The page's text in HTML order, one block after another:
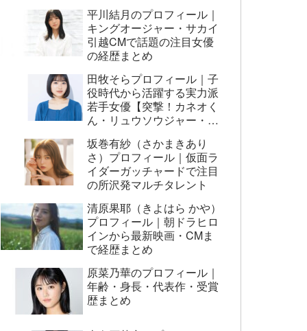
平川結月のプロフィール｜
キングオージャー・サカイ
引越CMで話題の注目女優
の経歴まとめ
田牧そらプロフィール｜子
役時代から活躍する実力派
若手女優【突撃！カネオく
ん・リュウソウジャー・映
坂巻有紗（さかまきあり
さ）プロフィール｜仮面ラ
イダーガッチャードで注目
の所沢発マルチタレント
清原果耶（きよはら かや）
プロフィール｜朝ドラヒロ
インから最新映画・CMま
で経歴まとめ
原菜乃華のプロフィール｜
年齢・身長・代表作・受賞
歴まとめ